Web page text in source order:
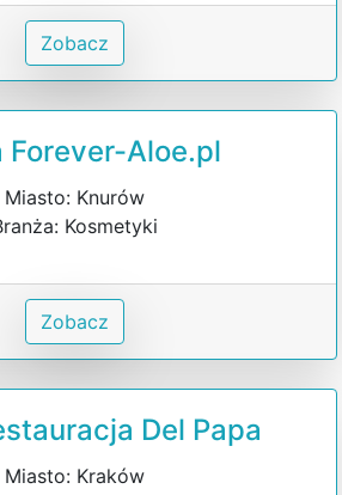
Zobacz
Forever-Aloe.pl
Miasto: Knurów
Kosmetyki
Zobacz
Del Papa
Miasto: Kraków